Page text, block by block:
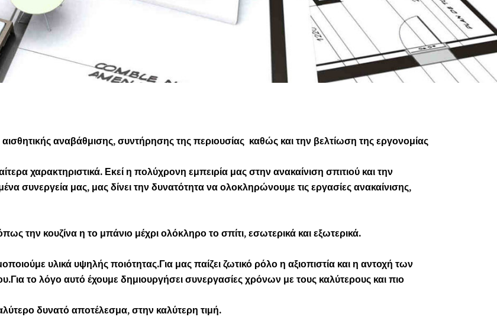
αναβάθμισης, συντήρησης της περιουσίας καθώς και την βελτίωση της εργονομίας
χαρακτηριστικά. Εκεί η πολύχρονη εμπειρία μας στην ανακαίνιση σπιτιού και την
συνεργεία μας, μας δίνει την δυνατότητα να ολοκληρώνουμε τις εργασίες ανακαίνισης,
την κουζίνα η το μπάνιο μέχρι ολόκληρο το σπίτι, εσωτερικά και εξωτερικά.
υλικά υψηλής ποιότητας.Για μας παίζει ζωτικό ρόλο η αξιοπιστία και η αντοχή των
το λόγο αυτό έχουμε δημιουργήσει συνεργασίες χρόνων με τους καλύτερους και πιο
δυνατό αποτέλεσμα, στην καλύτερη τιμή.